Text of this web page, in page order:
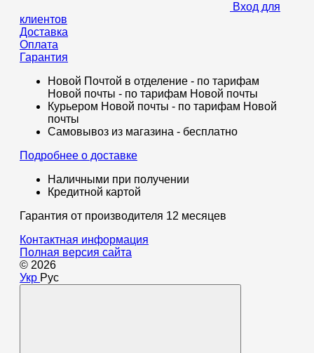
Вход для
клиентов
Доставка
Оплата
Гарантия
Новой Почтой в отделение - по тарифам
Новой почты - по тарифам Новой почты
Курьером Новой почты - по тарифам Новой
почты
Самовывоз из магазина - бесплатно
Подробнее о доставке
Наличными при получении
Кредитной картой
Гарантия от производителя 12 месяцев
Контактная информация
Полная версия сайта
© 2026
Укр Рус